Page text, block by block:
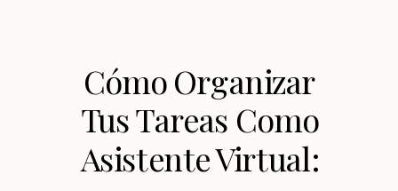
Cómo Organizar
Tus Tareas Como
Asistente Virtual: